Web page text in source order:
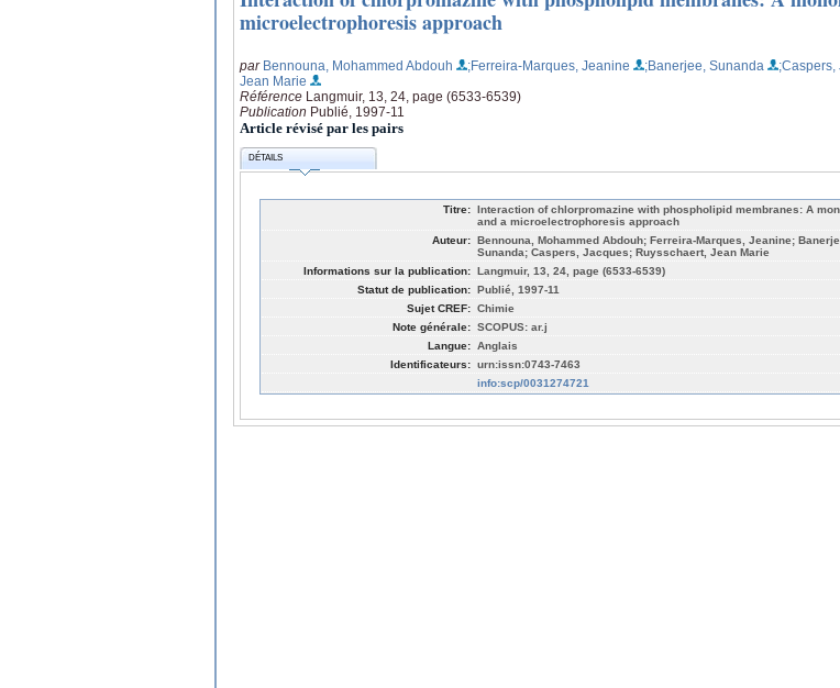
microelectrophoresis approach
par Bennouna, Mohammed Abdouh ;Ferreira-Marques, Jeanine ;Banerjee, Sunanda ;Caspers,
Jean Marie
Référence Langmuir, 13, 24, page (6533-6539)
Publication Publié, 1997-11
Article révisé par les pairs
DÉTAILS
Titre: Interaction of chlorpromazine with phospholipid membranes: A
and a microelectrophoresis approach
Auteur: Bennouna, Mohammed Abdouh; Ferreira-Marques, Jeanine;
Sunanda; Caspers, Jacques; Ruysschaert, Jean Marie
Informations sur la publication: Langmuir, 13, 24, page (6533-6539)
Statut de publication: Publié, 1997-11
Sujet CREF: Chimie
Note générale: SCOPUS: ar.j
Langue: Anglais
Identificateurs: urn:issn:0743-7463
info:scp/0031274721